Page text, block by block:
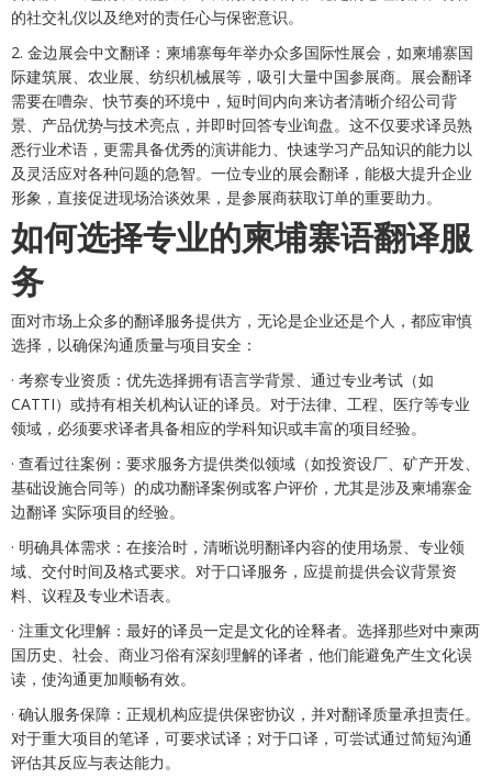
的社交礼仪以及绝对的责任心与保密意识。
2. 金边展会中文翻译：柬埔寨每年举办众多国际性展会，如柬埔寨国
际建筑展、农业展、纺织机械展等，吸引大量中国参展商。展会翻译
需要在嘈杂、快节奏的环境中，短时间内向来访者清晰介绍公司背
景、产品优势与技术亮点，并即时回答专业询盘。这不仅要求译员熟
悉行业术语，更需具备优秀的演讲能力、快速学习产品知识的能力以
及灵活应对各种问题的急智。一位专业的展会翻译，能极大提升企业
形象，直接促进现场洽谈效果，是参展商获取订单的重要助力。
如何选择专业的柬埔寨语翻译服
务
面对市场上众多的翻译服务提供方，无论是企业还是个人，都应审慎
选择，以确保沟通质量与项目安全：
· 考察专业资质：优先选择拥有语言学背景、通过专业考试（如
CATTI）或持有相关机构认证的译员。对于法律、工程、医疗等专业
领域，必须要求译者具备相应的学科知识或丰富的项目经验。
· 查看过往案例：要求服务方提供类似领域（如投资设厂、矿产开发、
基础设施合同等）的成功翻译案例或客户评价，尤其是涉及柬埔寨金
边翻译 实际项目的经验。
· 明确具体需求：在接洽时，清晰说明翻译内容的使用场景、专业领
域、交付时间及格式要求。对于口译服务，应提前提供会议背景资
料、议程及专业术语表。
· 注重文化理解：最好的译员一定是文化的诠释者。选择那些对中柬两
国历史、社会、商业习俗有深刻理解的译者，他们能避免产生文化误
读，使沟通更加顺畅有效。
· 确认服务保障：正规机构应提供保密协议，并对翻译质量承担责任。
对于重大项目的笔译，可要求试译；对于口译，可尝试通过简短沟通
评估其反应与表达能力。